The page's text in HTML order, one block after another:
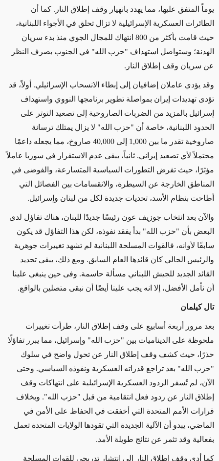
يوماً المتفق عليها، مما يهدد بانهيار وقف إطلاق النار. كما أن
الطائرات العسكرية الإسرائيلية لا تزال تحلق في الأجواء اللبنانية،
حيث قامت بأكثر من 800 انتهاك للمجال الجوي منذ بدء سريان
الهدنة؛ وستواصل استهداف "حزب الله" في الجنوب بصرف النظر
عن سريان وقف إطلاق النار.
وقد يؤدي عاملان إضافيان إلى إبطاء الانسحاب الإسرائيلي. أولاً، قد
تؤدى تهديدات إيران بمواصلة تطوير برنامجها النووي واستهداف
إسرائيل بالمزيد من الضربات الصاروخية إلى تصعيد التوتر على
الحدود اللبنانية، خاصة أن "حزب الله" لا يزال يمتلك ترسانة
صاروخية تقدر ما بين 1,000 إلى 40,000 صاروخ، مما يجعله داعمًا
محتملاً لأي تصعيد إيراني. ثانياً، يبقى عدم الاستقرار في سوريا عاملاً
مؤثرًا، حيث تفرض التطورات السياسية المتسارعة، والفوضى في
المناطق الخارجة عن السيطرة، والانقسامات بين الفصائل التي
أطاحت بنظام الأسد، تحديات جديدة لكل من لبنان وإسرائيل.
والآن بعد انتخاب جوزيف عون رئيسًا جديدًا للبنان، هناك تفاؤل لدى
البعض بأن "حزب الله" بدأ يفقد نفوذه، لكن هذا التفاؤل قد يكون
سابقًا لأوانه، فالقوات المسلحة اللبنانية لم تشهد تغييرات جوهرية
والرئيس الحالي كان قائدها العام السابق. ومع ذلك، يبقى تحديد
القائد الجديد للجيش اللبناني مسألة حاسمة. وفى حين ينبغي علينا
أن نأمل الأفضل، إلا انه يجب علينا أيضًا أن نبقى متصلين بالواقع.
تال كيلمان
بعد مرور أربعة أسابيع على وقف إطلاق النار، طرأت تغييرات
ملحوظة على الديناميات بين "حزب الله" وإسرائيل، مما يبرر تفاؤلًا
حذرًا، حيث كشف وقف إطلاق النار عن تحول واضح في سلوك
"حزب الله" بعد تراجع قدراته العسكرية ونفوذه السياسي. وحتى
الآن، لم تُسفر الردود العسكرية الإسرائيلية على انتهاكات وقف
إطلاق النار عن ردود فعل انتقامية من قبل "حزب الله". وبخلاف
قرارات الأمم المتحدة التي أخفقت في الحفاظ على الأمن في
الماضي، يبدو أن الآلية الجديدة التي تقودها الولايات المتحدة تعمل
بفعالية وقد تثمر عن نتائج طويلة الأمد.
كما أدى وقف إطلاق النار إلى انتشار تدريجي للقوات المسلحة